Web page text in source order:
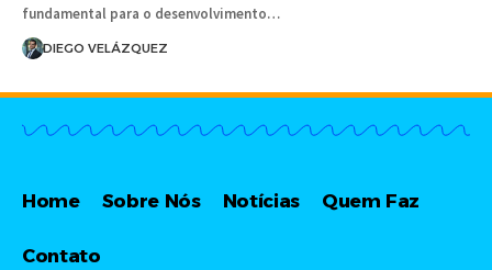
fundamental para o desenvolvimento…
DIEGO VELÁZQUEZ
Home Sobre Nós Notícias Quem Faz
Contato